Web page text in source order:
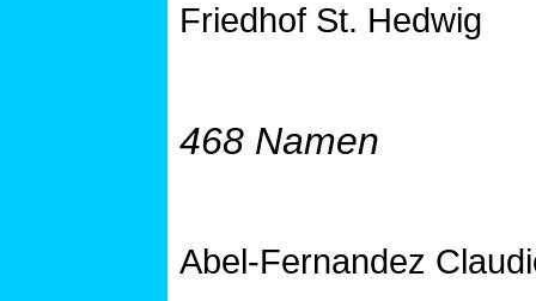
Friedhof St. Hedwig
468 Namen
Abel-Fernandez